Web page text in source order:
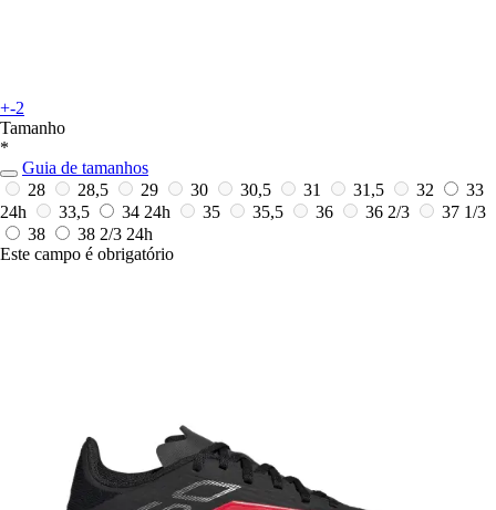
+-2
Tamanho
*
Guia de tamanhos
28
28,5 29 30 30,5 31 31,5 32
33
24h
33,5 34 24h 35 35,5 36 36 2/3
37 1/3
38
38 2/3 24h
Este campo é obrigatório